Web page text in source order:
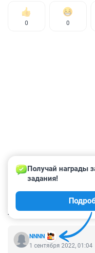
0 0
КОММЕНТАРИИ
NNNN
Получай награды
задания!
1 сентября 2022, 01:04